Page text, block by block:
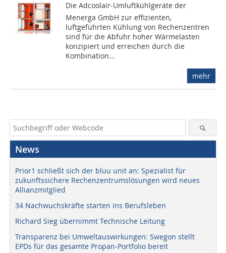
Die Adcoolair-Umluftkühlgeräte der
Menerga GmbH zur effizienten,
luftgeführten Kühlung von Rechenzentren
sind für die Abfuhr hoher Wärmelasten
konzipiert und erreichen durch die
Kombination...
mehr
News
Prior1 schließt sich der bluu unit an: Spezialist für
zukunftssichere Rechenzentrumslösungen wird neues
Allianzmitglied
34 Nachwuchskräfte starten ins Berufsleben
Richard Sieg übernimmt Technische Leitung
Transparenz bei Umweltauswirkungen: Swegon stellt
EPDs für das gesamte Propan-Portfolio bereit